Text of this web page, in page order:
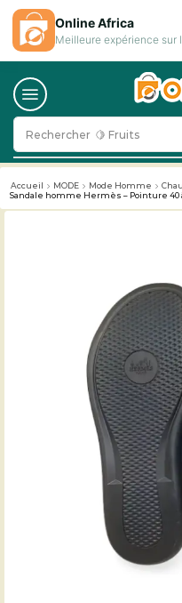
Rechercher 🍋 Fruits
Accueil MODE Mode Homme
Sandale homme Hermès – Pointure 40
Online Africa
Meilleure expérience sur